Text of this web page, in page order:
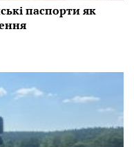
паспорти як